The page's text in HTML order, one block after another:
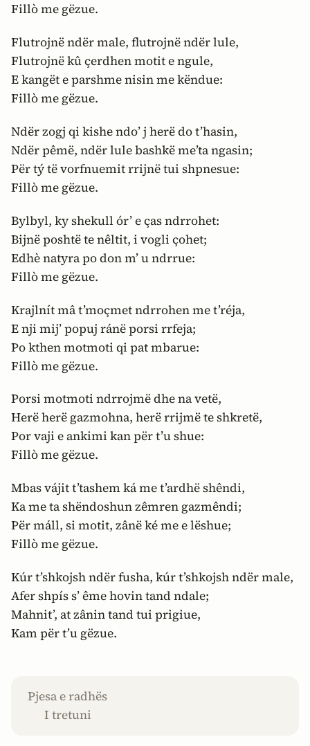
Fillò me gëzue.
Flutrojnë ndër male, flutrojnë ndër lule,
Flutrojnë kû çerdhen motit e ngule,
E kangët e parshme nisin me këndue:
Fillò me gëzue.
Ndër zogj qi kishe ndo’ j herë do t’hasin,
Ndër pêmë, ndër lule bashkë me’ta ngasin;
Për tý të vorfnuemit rrijnë tui shpnesue:
Fillò me gëzue.
Bylbyl, ky shekull ór’ e ças ndrrohet:
Bijnë poshtë te nêltit, i vogli çohet;
Edhè natyra po don m’ u ndrrue:
Fillò me gëzue.
Krajlnít mâ t’moçmet ndrrohen me t’réja,
E nji mij’ popuj ránë porsi rrfeja;
Po kthen motmoti qi pat mbarue:
Fillò me gëzue.
Porsi motmoti ndrrojmë dhe na vetë,
Herë herë gazmohna, herë rrijmë te shkretë,
Por vaji e ankimi kan për t’u shue:
Fillò me gëzue.
Mbas vájit t’tashem ká me t’ardhë shêndi,
Ka me ta shëndoshun zêmren gazmêndi;
Për máll, si motit, zânë ké me e lëshue;
Fillò me gëzue.
Kúr t’shkojsh ndër fusha, kúr t’shkojsh ndër male,
Afer shpís s’ ême hovin tand ndale;
Mahnit’, at zânin tand tui prigiue,
Kam për t’u gëzue.
Pjesa e radhës
I tretuni